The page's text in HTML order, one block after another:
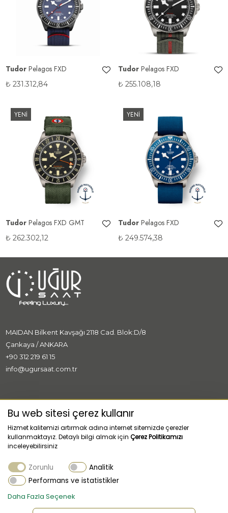
Tudor Pelagos FXD
₺ 231.312,84
Tudor Pelagos FXD
₺ 255.108,18
YENİ
Tudor Pelagos FXD GMT
₺ 262.302,12
YENİ
Tudor Pelagos FXD
₺ 249.574,38
MAIDAN Bilkent Kavşağı 2118 Cad. Blok:D/8
Çankaya / ANKARA
+90 312 219 61 15
info@ugursaat.com.tr
MARKALAR
KURUMSAL
MÜŞTERİ HİZMETLERİ
Bu web sitesi çerez kullanır
Hizmet kalitemizi artırmak adına internet sitemizde çerezler
kullanmaktayız. Detaylı bilgi almak için Çerez Politikamızı
inceleyebilirsiniz
Zorunlu
Analitik
Performans ve istatistikler
Daha Fazla Seçenek